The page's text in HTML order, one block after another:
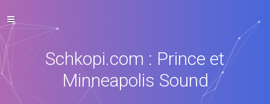
Schkopi.com : Prince et
Minneapolis Sound